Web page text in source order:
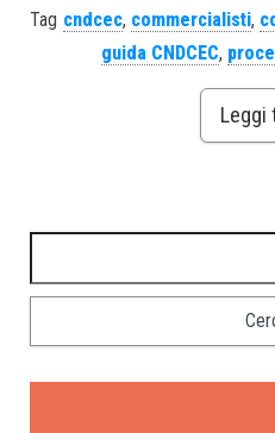
Tag cndcec, commercialisti,
guida CNDCEC,
Leggi